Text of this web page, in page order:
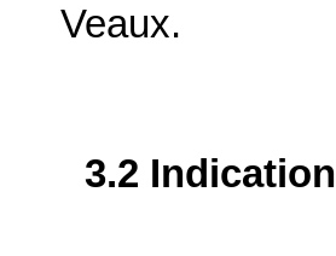
Veaux.
3.2